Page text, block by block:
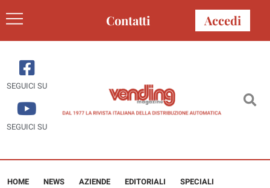
Contatti Accedi
SEGUICI SU
SEGUICI SU
HOME NEWS AZIENDE EDITORIALI SPECIALI